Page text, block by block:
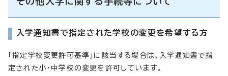
入学通知書で指定された学校の変更を希望する方
「指定学校変更許可基準」に該当する場合は、入学通知書で指
定された小・中学校の変更を許可しています。